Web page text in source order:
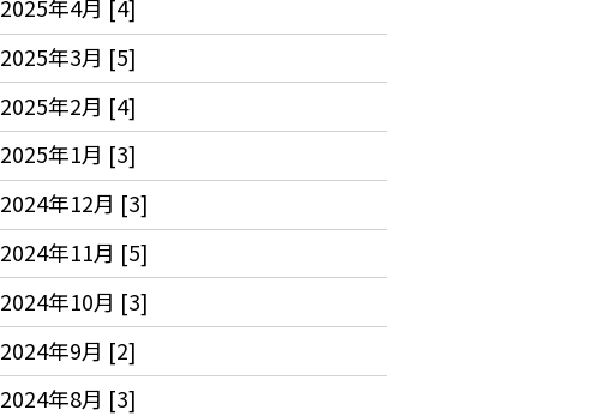
2025年4月 [4]
2025年3月 [5]
2025年2月 [4]
2025年1月 [3]
2024年12月 [3]
2024年11月 [5]
2024年10月 [3]
2024年9月 [2]
2024年8月 [3]